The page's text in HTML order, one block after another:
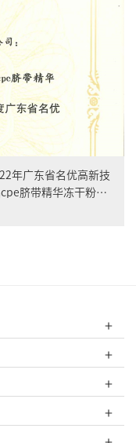
年广东省名优高新技
脐带精华冻干粉凭
的产品品质和广阔的
产业化，聚力推进高
会根据《广东省名优
充分认可和鼓励。